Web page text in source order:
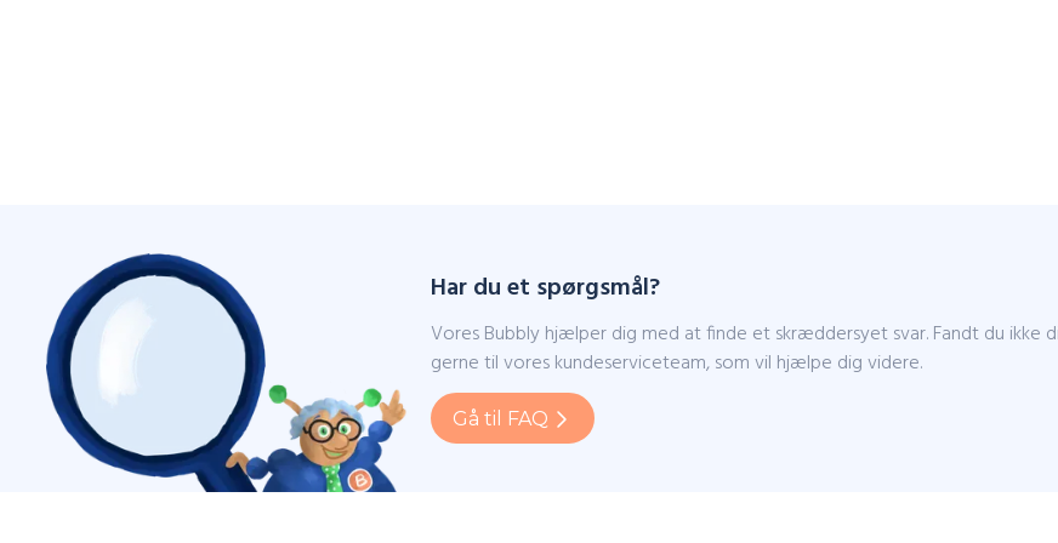
Har du et spørgsmål?
Vores Bubbly hjælper dig med at finde et skræddersyet svar. Fandt du ikke
gerne til vores kundeserviceteam, som vil hjælpe dig videre.
Gå til FAQ